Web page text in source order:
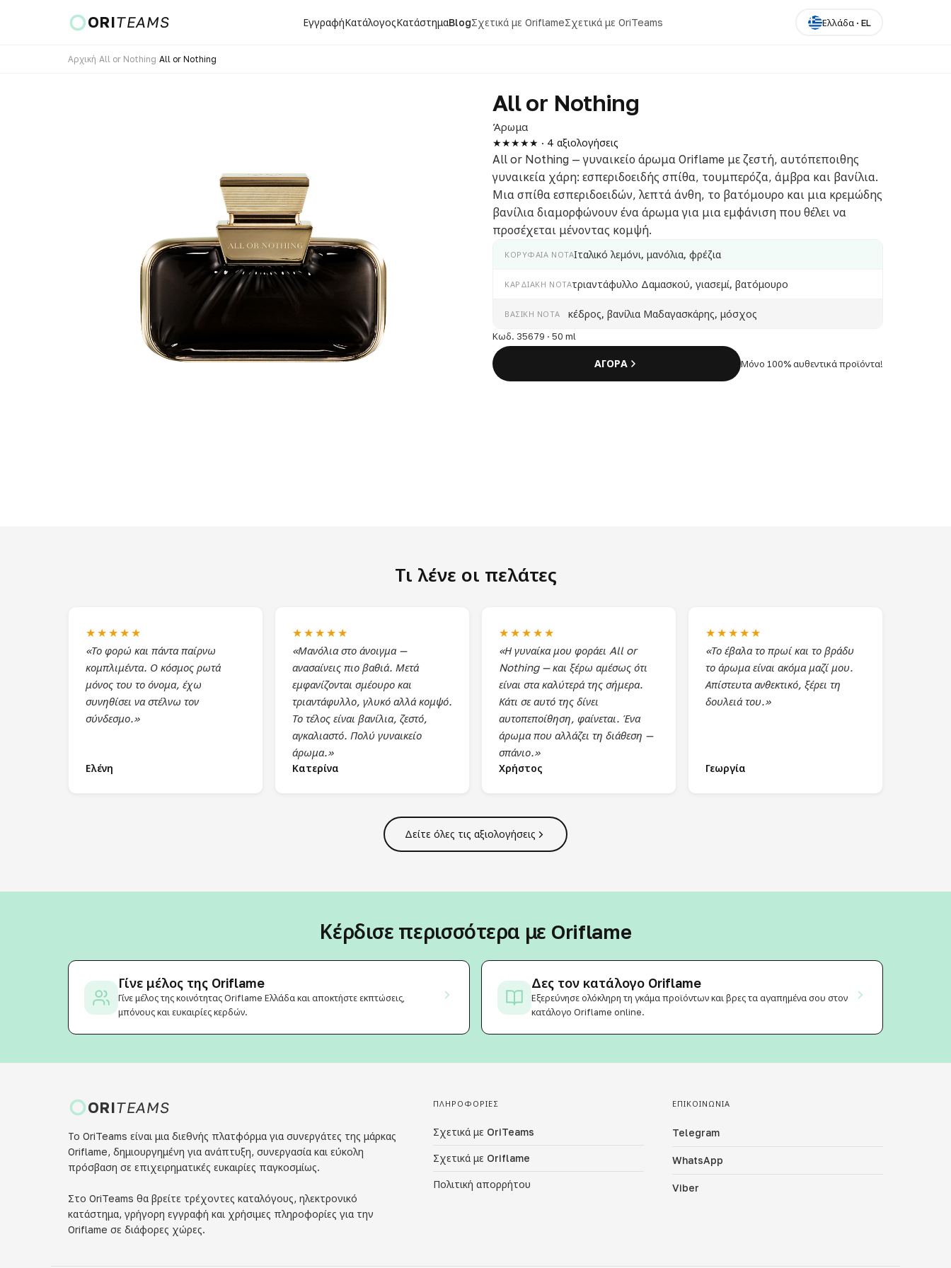
ORITEAMS ΕγγραφήΚατάλογοςΚατάστημαBlogΣχετικά με OriflameΣχετικά με OriTeams Ελλάδα · EL
Αρχική All or Nothing All or Nothing
All or Nothing
Άρωμα
★★★★★ · 4 αξιολογήσεις
All or Nothing — γυναικείο άρωμα Oriflame με ζεστή, αυτόπεποιθης
γυναικεία χάρη: εσπεριδοειδής σπίθα, τουμπερόζα, άμβρα και βανίλια.
Μια σπίθα εσπεριδοειδών, λεπτά άνθη, το βατόμουρο και μια κρεμώδης
βανίλια διαμορφώνουν ένα άρωμα για μια εμφάνιση που θέλει να
προσέχεται μένοντας κομψή.
ΚΟΡΥΦΑΊΑ ΝΌΤΑΙταλικό λεμόνι, μανόλια, φρέζια
ΚΑΡΔΙΑΚΉ ΝΌΤΑτριαντάφυλλο Δαμασκού, γιασεμί, βατόμουρο
ΒΑΣΙΚΉ ΝΌΤΑ κέδρος, βανίλια Μαδαγασκάρης, μόσχος
Κωδ. 35679 · 50 ml
ΑΓΟΡΑ Μόνο 100% αυθεντικά προϊόντα!
Τι λένε οι πελάτες
★★★★★
«Το φορώ και πάντα παίρνω
κομπλιμέντα. Ο κόσμος ρωτά
μόνος του το όνομα, έχω
συνηθίσει να στέλνω τον
σύνδεσμο.»
Ελένη
★★★★★
«Μανόλια στο άνοιγμα —
ανασαίνεις πιο βαθιά. Μετά
εμφανίζονται σμέουρο και
τριαντάφυλλο, γλυκό αλλά κομψό.
Το τέλος είναι βανίλια, ζεστό,
αγκαλιαστό. Πολύ γυναικείο
άρωμα.»
Κατερίνα
★★★★★
«Η γυναίκα μου φοράει All or
Nothing — και ξέρω αμέσως ότι
είναι στα καλύτερά της σήμερα.
Κάτι σε αυτό της δίνει
αυτοπεποίθηση, φαίνεται. Ένα
άρωμα που αλλάζει τη διάθεση —
σπάνιο.»
Χρήστος
★★★★★
«Το έβαλα το πρωί και το βράδυ
το άρωμα είναι ακόμα μαζί μου.
Απίστευτα ανθεκτικό, ξέρει τη
δουλειά του.»
Γεωργία
Δείτε όλες τις αξιολογήσεις
Κέρδισε περισσότερα με Oriflame
Γίνε μέλος της Oriflame
Γίνε μέλος της κοινότητας Oriflame Ελλάδα και αποκτήστε εκπτώσεις,
μπόνους και ευκαιρίες κερδών.
Δες τον κατάλογο Oriflame
Εξερεύνησε ολόκληρη τη γκάμα προϊόντων και βρες τα αγαπημένα σου στον
κατάλογο Oriflame online.
ORITEAMS
Το OriTeams είναι μια διεθνής πλατφόρμα για συνεργάτες της μάρκας
Oriflame, δημιουργημένη για ανάπτυξη, συνεργασία και εύκολη
πρόσβαση σε επιχειρηματικές ευκαιρίες παγκοσμίως.
Στο OriTeams θα βρείτε τρέχοντες καταλόγους, ηλεκτρονικό
κατάστημα, γρήγορη εγγραφή και χρήσιμες πληροφορίες για την
Oriflame σε διάφορες χώρες.
ΠΛΗΡΟΦΟΡΊΕΣ
Σχετικά με OriTeams
Σχετικά με Oriflame
Πολιτική απορρήτου
ΕΠΙΚΟΙΝΩΝΊΑ
Telegram
WhatsApp
Viber